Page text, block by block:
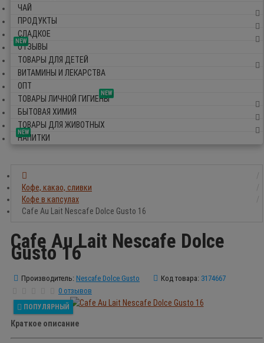
ЧАЙ
ПРОДУКТЫ
СЛАДКОЕ
NEW
ОТЗЫВЫ
ТОВАРЫ ДЛЯ ДЕТЕЙ
ВИТАМИНЫ И ЛЕКАРСТВА
ОПТ
NEW
ТОВАРЫ ЛИЧНОЙ ГИГИЕНЫ
БЫТОВАЯ ХИМИЯ
ТОВАРЫ ДЛЯ ЖИВОТНЫХ
NEW
НАПИТКИ
Кофе, какао, сливки
Кофе в капсулах
Cafe Au Lait Nescafe Dolce Gusto 16
Cafe Au Lait Nescafe Dolce
Gusto 16
Производитель: Nescafe Dolce Gusto Код товара: 3174667
0 отзывов
ПОПУЛЯРНЫЙ
Краткое описание